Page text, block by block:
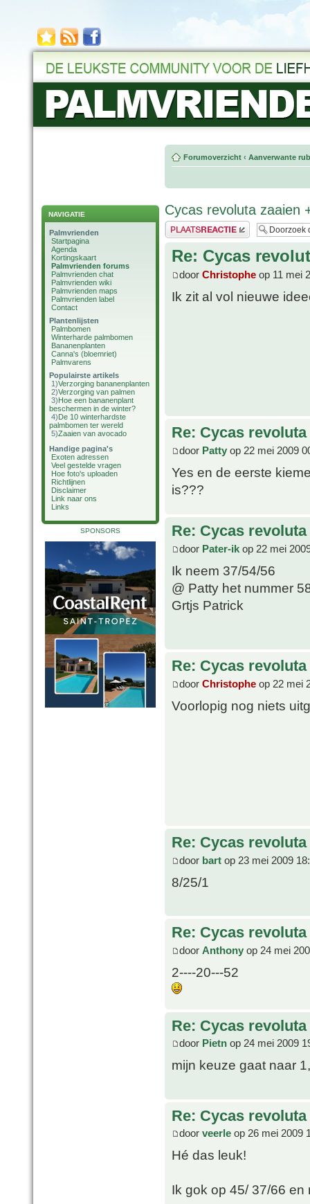
NAVIGATIE
Palmvrienden
Startpagina
Agenda
Kortingskaart
Palmvrienden forums
Palmvrienden chat
Palmvrienden wiki
Palmvrienden maps
Palmvrienden label
Contact
Plantenlijsten
Palmbomen
Winterharde palmbomen
Bananenplanten
Canna's (bloemriet)
Palmvarens
Populairste artikels
1)Verzorging bananenplanten
2)Verzorging van palmen
3)Hoe een bananenplant
beschermen in de winter?
4)De 10 winterhardste
palmbomen ter wereld
5)Zaaien van avocado
Handige pagina's
Exoten adressen
Veel gestelde vragen
Hoe foto's uploaden
Richtlijnen
Disclaimer
Link naar ons
Links
SPONSORS
Forumoverzicht ‹ Aanverwante
Cycas revoluta zaaien
Plaats een reactie
Re: Cycas
door Christophe op 11 mei
Ik zit al vol nieuwe
Re: Cycas
door Patty op 22 mei 2009
Yes en de eerste
is???
Re: Cycas
door Pater-ik op 22 mei
Ik neem 37/54/56
@ Patty het nummer
Grtjs Patrick
Re: Cycas
door Christophe op 22 mei
Voorlopig nog niets
Re: Cycas
door bart op 23 mei 2009
8/25/1
Re: Cycas
door Anthony op 24 mei
2----20---52
Re: Cycas
door Pietn op 24 mei 2009
mijn keuze gaat naar
Re: Cycas
door veerle op 26 mei 2009
Hé das leuk!
Ik gok op 45/ 37/66